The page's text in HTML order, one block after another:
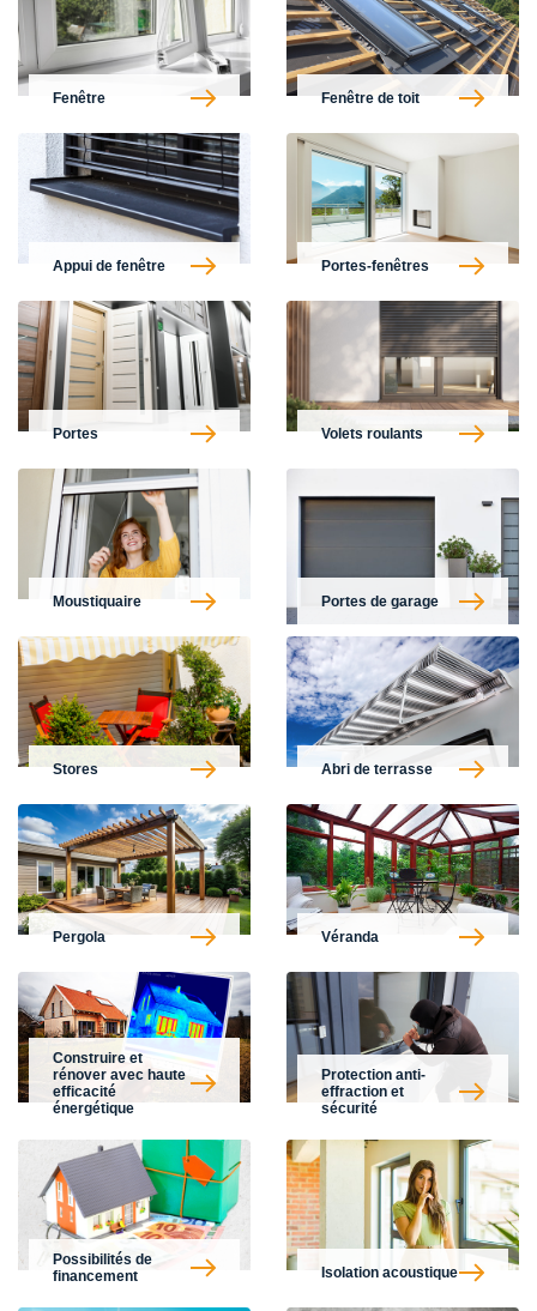
Fenêtre Fenêtre de toit
Appui de fenêtre Portes-fenêtres
Portes Volets roulants
Moustiquaire Portes de garage
Stores Abri de terrasse
Pergola Véranda
Construire et
rénover avec haute
efficacité
énergétique
Protection anti-
effraction et
sécurité
Possibilités de
financement
Isolation acoustique